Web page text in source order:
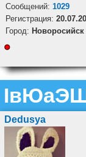
Cообщений: 1029
Регистрация:
Город: Новоросийск
Dedusya